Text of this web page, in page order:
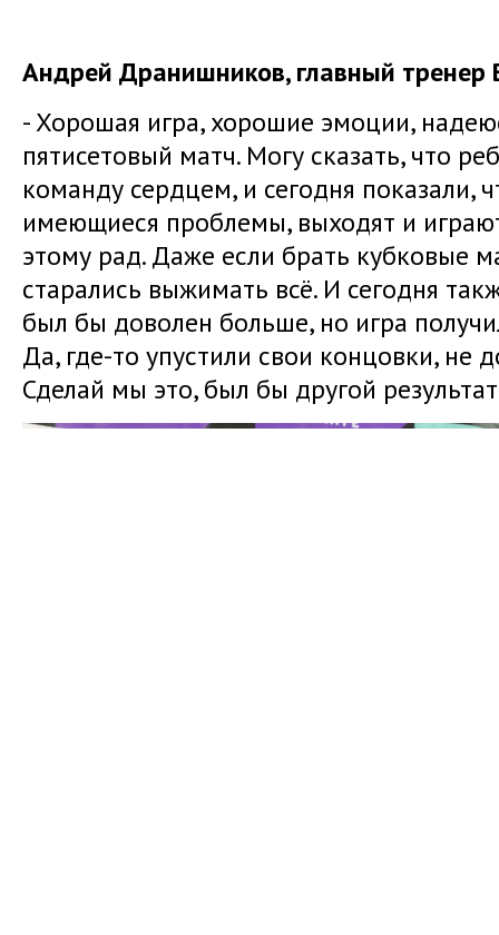
Андрей Дранишников, главный
- Хорошая игра, хорошие эмоции,
пятисетовый матч. Могу сказать, что
команду сердцем, и сегодня показали,
имеющиеся проблемы, выходят и
этому рад. Даже если брать кубковые
старались выжимать всё. И сегодня
был бы доволен больше, но игра
Да, где-то упустили свои концовки, не
Сделай мы это, был бы другой